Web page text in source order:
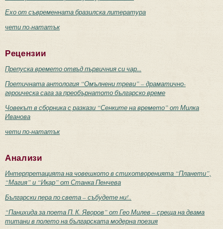
Ехо от съвременната бразилска литература
чети по-нататък
Рецензии
Препуска времето отвъд първичния си чар...
Поетичната антология “Омълнени треви” – драматично-
героическа сага за преобърнатото българско време
Човекът в сборника с разкази “Сенките на времето” от Милка
Иванова
чети по-нататък
Анализи
Интерпретацията на човешкото в стихотворенията “Планети”,
“Магия” и “Икар” от Станка Пенчева
Български пера по света – събудете ни!..
“Панихида за поета П. К. Яворов” от Гео Милев – среща на двама
титани в полето на българската модерна поезия